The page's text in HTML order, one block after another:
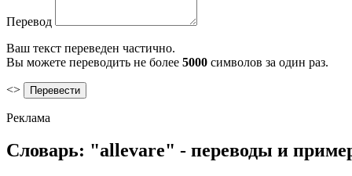
Перевод
Ваш текст переведен частично.
Вы можете переводить не более 5000 символов за один раз.
<>
Реклама
Словарь: "allevare" - переводы и